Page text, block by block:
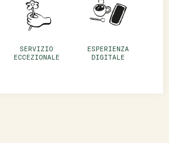
SERVIZIO
ECCEZIONALE
ESPERIENZA
DIGITALE